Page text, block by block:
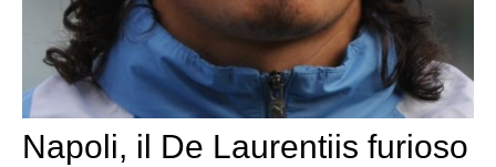
Napoli, il De Laurentiis furioso